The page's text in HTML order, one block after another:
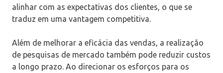
alinhar com as expectativas dos clientes, o que se
traduz em uma vantagem competitiva.
Além de melhorar a eficácia das vendas, a realização
de pesquisas de mercado também pode reduzir custos
a longo prazo. Ao direcionar os esforços para os